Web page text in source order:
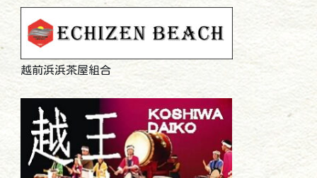
越前浜浜茶屋組合